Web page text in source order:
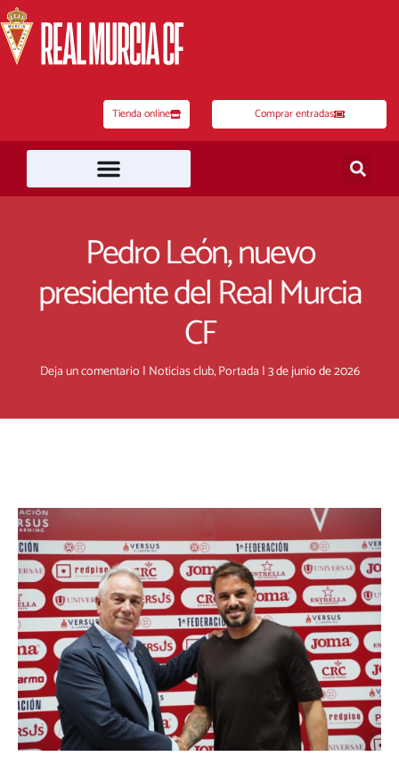
al
contenido
Tienda online Comprar entradas
Pedro León, nuevo
presidente del Real Murcia
CF
Deja un comentario | Noticias club,Portada |3 de junio de 2026